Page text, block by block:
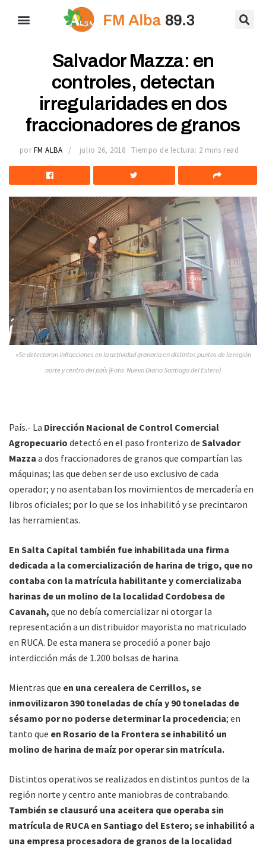
Salvador Mazza: en
controles, detectan
irregularidades en dos
fraccionadores de granos
por FM ALBA julio 26, 2018 Tiempo de lectura: 2 mins read
»Se detectaron infracciones en la actividad granaria en distintos puntos de la región
norte y centro del país (Foto: Nuevo Diario Santiago del Estero)
País.- La Dirección Nacional de Control Comercial
Agropecuario detectó en el paso fronterizo de Salvador
Mazza a dos fraccionadores de granos que compartían las
máquinas; las que deben ser de uso exclusivo de cada
operador; y no asentaban los movimientos de mercadería en
libros oficiales; por lo que se los inhabilitó y se precintaron
las herramientas.
En Salta Capital también fue inhabilitada una firma
dedicada a la comercialización de harina de trigo, que no
contaba con la matrícula habilitante y comercializaba
harinas de un molino de la localidad Cordobesa de
Cavanah, que no debía comercializar ni otorgar la
representación a un distribuidor mayorista no matriculado
en RUCA. De esta manera se procedió a poner bajo
interdicción más de 1.200 bolsas de harina.
Mientras que en una cerealera de Cerrillos, se
inmovilizaron 390 toneladas de chía y 90 toneladas de
sésamo por no poderse determinar la procedencia; en
tanto que en Rosario de la Frontera se inhabilitó un
molino de harina de maíz por operar sin matrícula.
Distintos operativos se realizados en distintos puntos de la
región norte y centro ante maniobras de contrabando.
También se clausuró una aceitera que operaba sin
matrícula de RUCA en Santiago del Estero; se inhabilitó a
una empresa procesadora de granos de la localidad